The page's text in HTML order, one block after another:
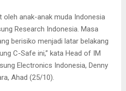
oleh anak-anak muda Indonesia
Research Indonesia. Masa
berisiko menjadi latar belakang
C-Safe ini,” kata Head of IM
Electronics Indonesia, Denny
Ahad (25/10).